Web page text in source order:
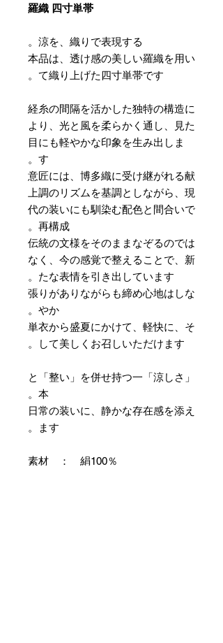
羅織 四寸単帯
涼を、織りで表現する。
本品は、透け感の美しい羅織を用い
て織り上げた四寸単帯です。
経糸の間隔を活かした独特の構造に
より、光と風を柔らかく通し、見た
目にも軽やかな印象を生み出しま
す。
意匠には、博多織に受け継がれる献
上調のリズムを基調としながら、現
代の装いにも馴染む配色と間合いで
再構成。
伝統の文様をそのままなぞるのでは
なく、今の感覚で整えることで、新
たな表情を引き出しています。
張りがありながらも締め心地はしな
やか。
単衣から盛夏にかけて、軽快に、そ
して美しくお召しいただけます。
「涼しさ」と「整い」を併せ持つ一
本。
日常の装いに、静かな存在感を添え
ます。
素材 ： 絹100％